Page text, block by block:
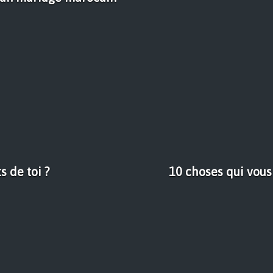
de toi ? 10 choses qui